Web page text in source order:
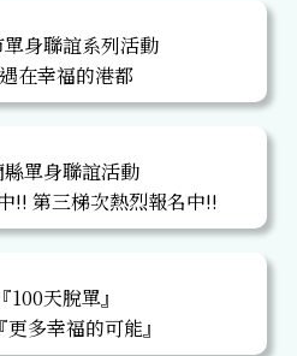
身聯誼系列活動
在幸福的港都
單身聯誼活動
!! 第三梯次熱烈報名中!!
100天脫單』
多幸福的可能』